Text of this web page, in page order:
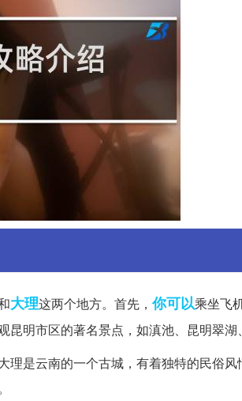
大理这两个地方。首先，你可以乘坐飞
明市区的著名景点，如滇池、昆明翠湖
是云南的一个古城，有着独特的民俗